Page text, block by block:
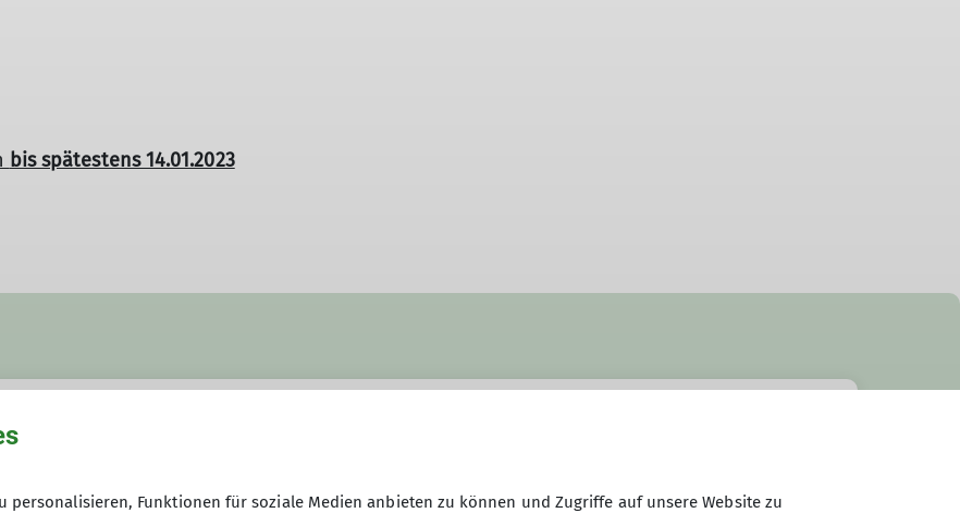
bis spätestens 14.01.2023
personalisieren, Funktionen für soziale Medien anbieten zu können und Zugriffe auf unsere Website zu